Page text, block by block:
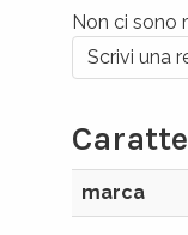
Non ci sono
Scrivi una
marca